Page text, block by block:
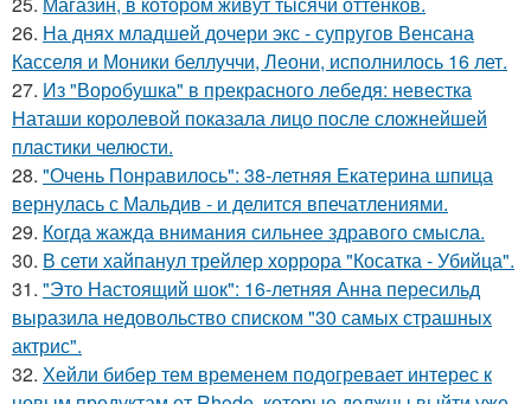
26. На днях младшей дочери экс - супругов Венсана
Касселя и Моники беллуччи, Леони, исполнилось 16 лет.
27. Из "Воробушка" в прекрасного лебедя: невестка
Наташи королевой показала лицо после сложнейшей
пластики челюсти.
28. "Очень Понравилось": 38-летняя Екатерина шпица
вернулась с Мальдив - и делится впечатлениями.
29. Когда жажда внимания сильнее здравого смысла.
30. В сети хайпанул трейлер хоррора "Косатка - Убийца".
31. "Это Настоящий шок": 16-летняя Анна пересильд
выразила недовольство списком "30 самых страшных
актрис".
32. Хейли бибер тем временем подогревает интерес к